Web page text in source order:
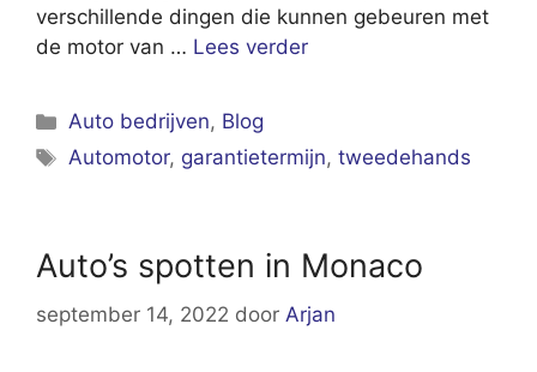
verschillende dingen die kunnen gebeuren met
de motor van … Lees verder
Categorieën
Auto bedrijven, Blog
Tags
Automotor, garantietermijn,tweedehands
Auto’s spotten in Monaco
september 14, 2022 door Arjan